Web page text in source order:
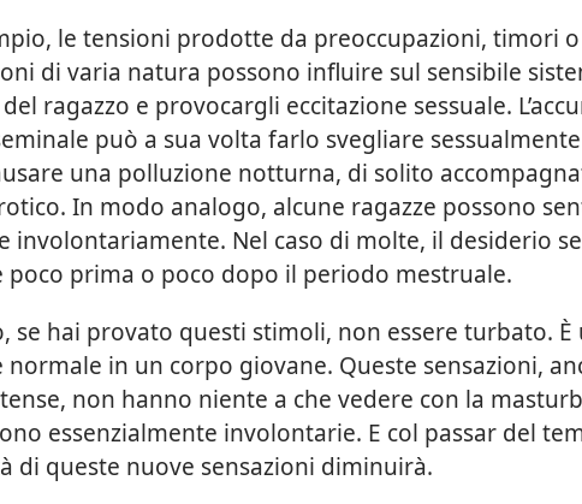
le tensioni prodotte da preoccupazioni, timori o
di varia natura possono influire sul sensibile
ragazzo e provocargli eccitazione sessuale.
può a sua volta farlo svegliare
una polluzione notturna, di solito
In modo analogo, alcune ragazze possono
involontariamente. Nel caso di molte, il desiderio
prima o poco dopo il periodo mestruale.
se hai provato questi stimoli, non essere turbato. È
normale in un corpo giovane. Queste sensazioni,
non hanno niente a che vedere con la
essenzialmente involontarie. E col passar del
di queste nuove sensazioni diminuirà.